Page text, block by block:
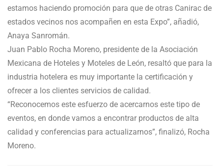
estamos haciendo promoción para que de otras Canirac de
estados vecinos nos acompañen en esta Expo”, añadió,
Anaya Sanromán.
Juan Pablo Rocha Moreno, presidente de la Asociación
Mexicana de Hoteles y Moteles de León, resaltó que para la
industria hotelera es muy importante la certificación y
ofrecer a los clientes servicios de calidad.
“Reconocemos este esfuerzo de acercarnos este tipo de
eventos, en donde vamos a encontrar productos de alta
calidad y conferencias para actualizarnos”, finalizó, Rocha
Moreno.